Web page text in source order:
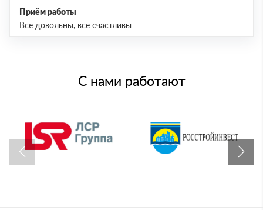
Приём работы
Все довольны, все счастливы
С нами работают